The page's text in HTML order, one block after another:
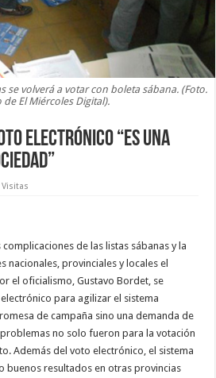
se volverá a votar con boleta sábana. (Foto.
de El Miércoles Digital).
electrónico “es una
Visitas
de las listas sábanas y la
nacionales, provinciales y locales el
el oficialismo, Gustavo Bordet, se
para agilizar el sistema
de campaña sino una demanda de
no solo fueron para la votación
Además del voto electrónico, el sistema
buenos resultados en otras provincias